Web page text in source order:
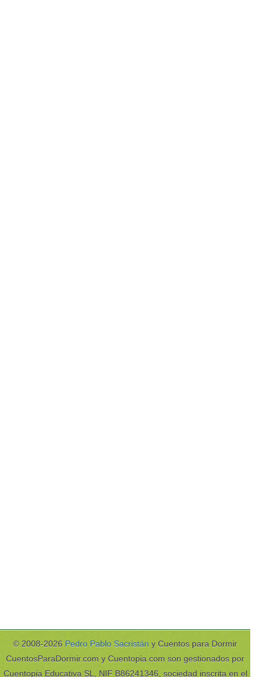
© 2008-2026 Pedro Pablo Sacristán y Cuentos para Dormir
CuentosParaDormir.com y Cuentopia.com son gestionados por
Cuentopia Educativa SL, NIF B86241346, sociedad inscrita en el